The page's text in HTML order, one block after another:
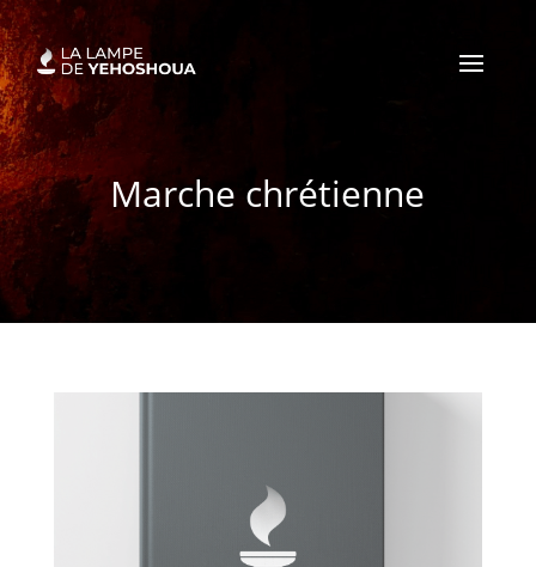
Marche chrétienne